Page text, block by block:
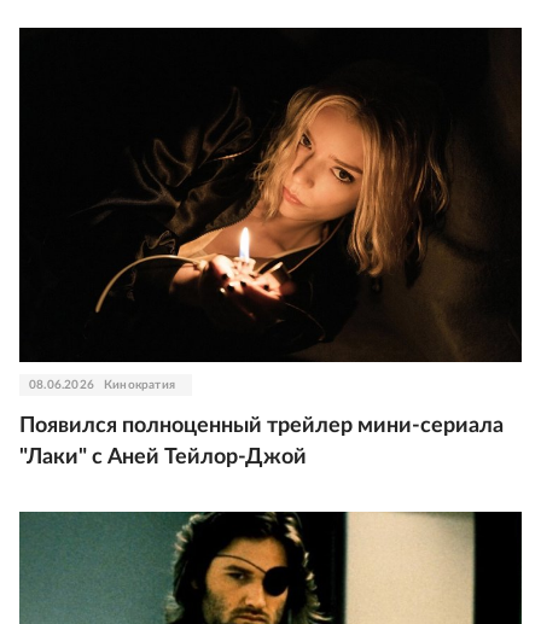
08.06.2026 Кинократия
Появился полноценный трейлер мини-сериала
"Лаки" с Аней Тейлор-Джой